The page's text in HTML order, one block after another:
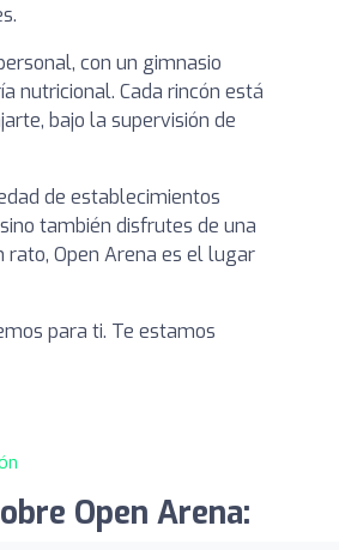
con un gimnasio
nutricional. Cada rincón está
bajo la supervisión de
de establecimientos
también disfrutes de una
rato, Open Arena es el lugar
para ti. Te estamos
Open Arena: